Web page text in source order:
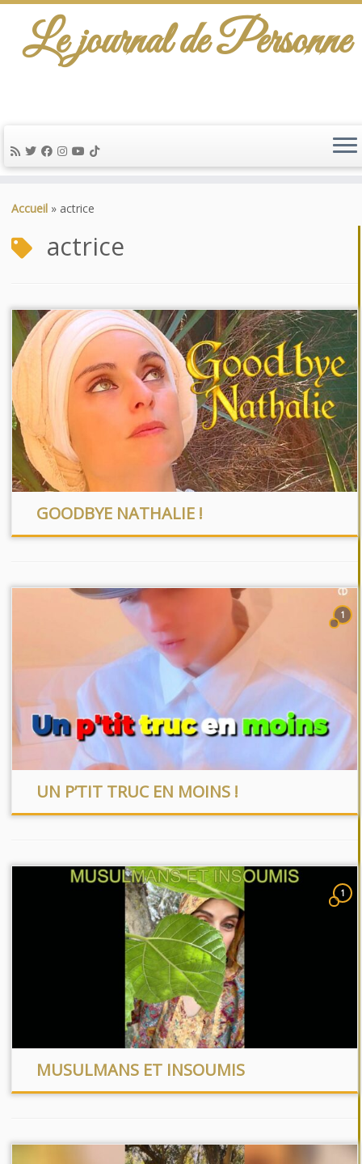
au
Le journal de Personne
Accueil » actrice
actrice
GOODBYE NATHALIE !
1
UN P’TIT TRUC EN MOINS !
1
MUSULMANS ET INSOUMIS